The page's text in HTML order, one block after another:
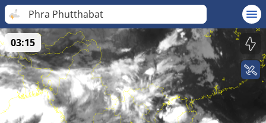
Phra Phutthabat
03:15